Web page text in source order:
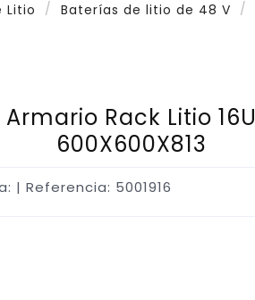
Litio Baterías de litio de 48 V
Armario Rack Litio 16U
600X600X813
| Referencia: 5001916